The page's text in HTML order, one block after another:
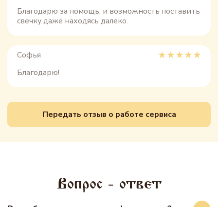
Благодарю за помощь, и возможность поставить
свечку даже находясь далеко.
Софья
Благодарю!
Передать отзыв о работе сервиса
Вопрос - ответ